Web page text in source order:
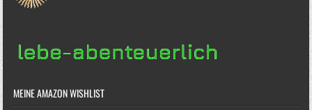
MEINE AMAZON WISHLIST